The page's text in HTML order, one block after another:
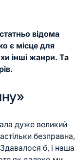
відома
є місце для
інші жанри. Та
дуже великий
безправна,
б, і наша